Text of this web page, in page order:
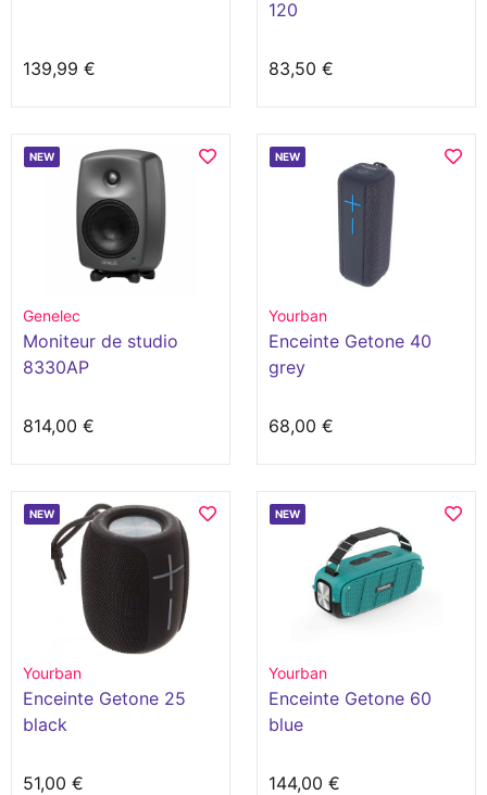
139,99 €
120
83,50 €
NEW
Genelec
Moniteur de studio
8330AP
814,00 €
NEW
Yourban
Enceinte Getone 40
grey
68,00 €
NEW
Yourban
Enceinte Getone 25
black
51,00 €
NEW
Yourban
Enceinte Getone 60
blue
144,00 €